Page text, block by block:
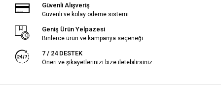
Güvenli Alışveriş
Güvenli ve kolay ödeme sistemi
Geniş Ürün Yelpazesi
Binlerce ürün ve kampanya seçeneği
7 / 24 DESTEK
Öneri ve şikayetlerinizi bize iletebilirsiniz.